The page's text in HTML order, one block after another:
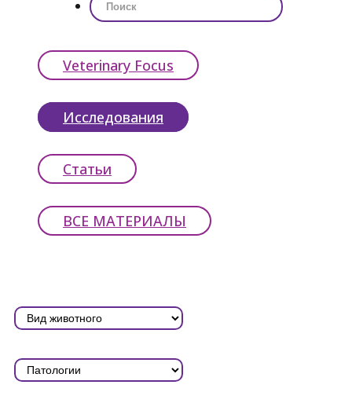
Veterinary Focus
Исследования
Статьи
ВСЕ МАТЕРИАЛЫ